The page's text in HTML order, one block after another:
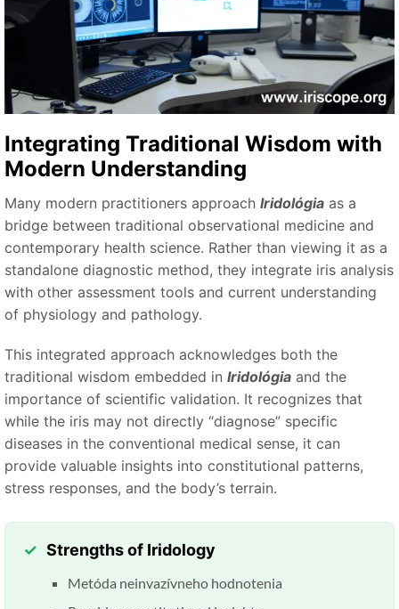
Integrating Traditional Wisdom with
Modern Understanding
Many modern practitioners approach Iridológia as a
bridge between traditional observational medicine and
contemporary health science. Rather than viewing it as a
standalone diagnostic method, they integrate iris analysis
with other assessment tools and current understanding
of physiology and pathology.
This integrated approach acknowledges both the
traditional wisdom embedded in Iridológia and the
importance of scientific validation. It recognizes that
while the iris may not directly “diagnose” specific
diseases in the conventional medical sense, it can
provide valuable insights into constitutional patterns,
stress responses, and the body’s terrain.
Strengths of Iridology
Metóda neinvazívneho hodnotenia